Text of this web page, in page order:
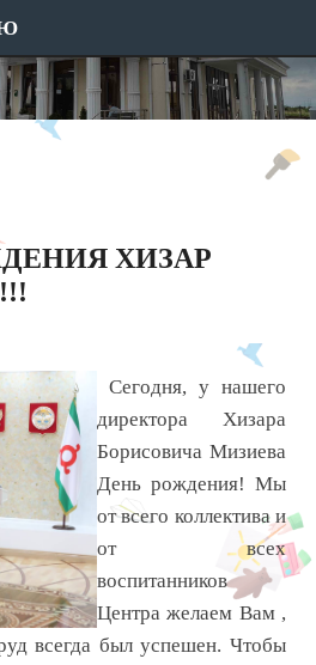
ХИЗАР
Сегодня, у нашего
директора Хизара
Борисовича Мизиева
День рождения! Мы
от всего коллектива и
от всех
воспитанников
Центра желаем Вам ,
всегда был успешен. Чтобы